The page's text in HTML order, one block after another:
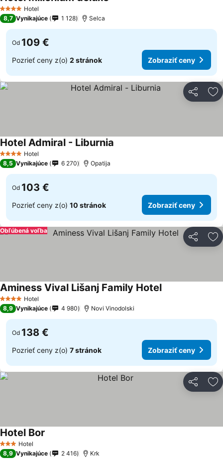
4 Počet hviezdičiek
Hotel
8,7 Vynikajúce 1 128 Selca
Od 109 €
Pozrieť ceny z(o) 2 stránok Zobraziť ceny
Zdieľať
4 Počet hviezdičiek
Hotel
Hotel Admiral - Liburnia
8,5 Vynikajúce 6 270 Opatija
Od 103 €
Pozrieť ceny z(o) 10 stránok Zobraziť ceny
Zdieľať
Obľúbená voľba
4 Počet hviezdičiek
Hotel
Aminess Vival Lišanj Family HotelZobraziť ceny
8,9 Vynikajúce 4 980 Novi Vinodolski
Od 138 €
Pozrieť ceny z(o) 7 stránok Zobraziť ceny
Zdieľať
3 Počet hviezdičiek
Hotel
Hotel Bor
8,9 Vynikajúce 2 416 Krk